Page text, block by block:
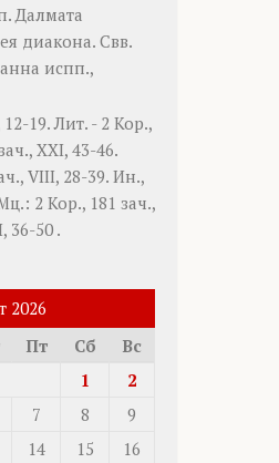
Далмата
диакона. Свв.
испп.,
19.Лит. - 2 Кор.,
XXI, 43-46.
VIII, 28-39.Ин.,
2 Кор., 181 зач.,
36-50 .
2026
Пт Сб
Вс
1
2
7 8
9
14 15
16